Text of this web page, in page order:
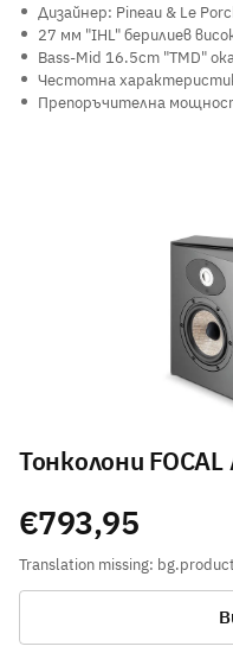
Дизайнер: Pineau & Le
27 мм "IHL" берилиев
Bass-Mid 16.5cm "TMD"
Честотна
Препоръчителна
Тонколони
Translation missing:
€793,95